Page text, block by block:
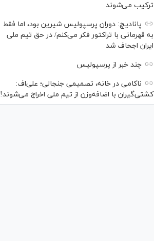
ترکیب می‌شوند
پانادیچ: دوران پرسپولیس شیرین بود، اما فقط
به قهرمانی با تراکتور فکر می‌کنم/ در حق تیم ملی
ایران اجحاف شد
چند خبر از پرسپولیس
ناکامی در خانه، تصمیمی جنجالی؛ علی‌اف:
کشتی‌گیران با اضافه‌وزن از تیم ملی اخراج می‌شوند!